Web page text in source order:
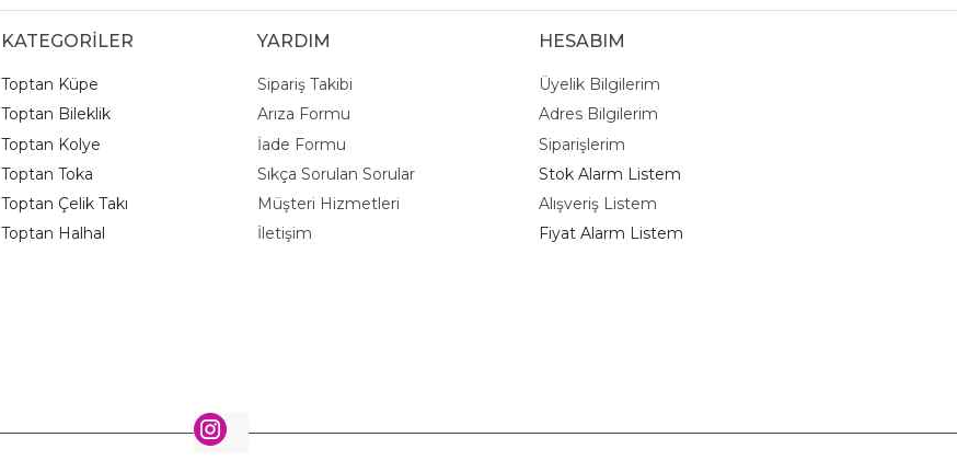
KATEGORİLER
Toptan Küpe
Toptan Bileklik
Toptan Kolye
Toptan Toka
Toptan Çelik Takı
Toptan Halhal
YARDIM
Sipariş Takibi
Arıza Formu
İade Formu
Sıkça Sorulan Sorular
Müşteri Hizmetleri
İletişim
HESABIM
Üyelik Bilgilerim
Adres Bilgilerim
Siparişlerim
Stok Alarm Listem
Alışveriş Listem
Fiyat Alarm Listem